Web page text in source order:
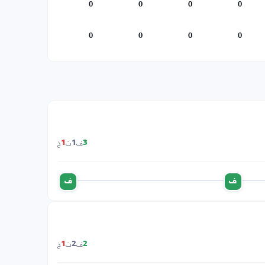
0
0
0
0
0
0
0
0
3ف 1ت 1خ
ف ف
2ف2ت 1خ